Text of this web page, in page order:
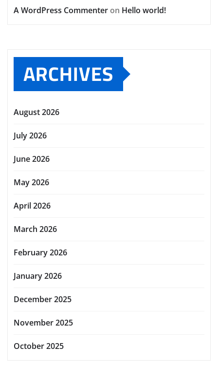
A WordPress Commenter on Hello world!
ARCHIVES
August 2026
July 2026
June 2026
May 2026
April 2026
March 2026
February 2026
January 2026
December 2025
November 2025
October 2025